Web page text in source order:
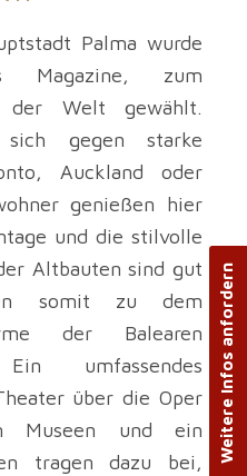
Palma wurde
Magazine, zum
der Welt gewählt.
gegen starke
Auckland oder
genießen hier
und die stilvolle
Altbauten sind gut
somit zu dem
der Balearen
umfassendes
über die Oper
Museen und ein
tragen dazu bei,
Weitere Infos anfordern